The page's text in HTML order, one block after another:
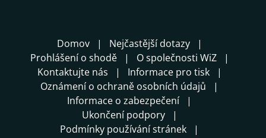
Domov
Nejčastější dotazy
Prohlášení o shodě
O společnosti WiZ
Kontaktujte nás
Informace pro tisk
Oznámení o ochraně osobních údajů
Informace o zabezpečení
Ukončení podpory
Podmínky používání stránek